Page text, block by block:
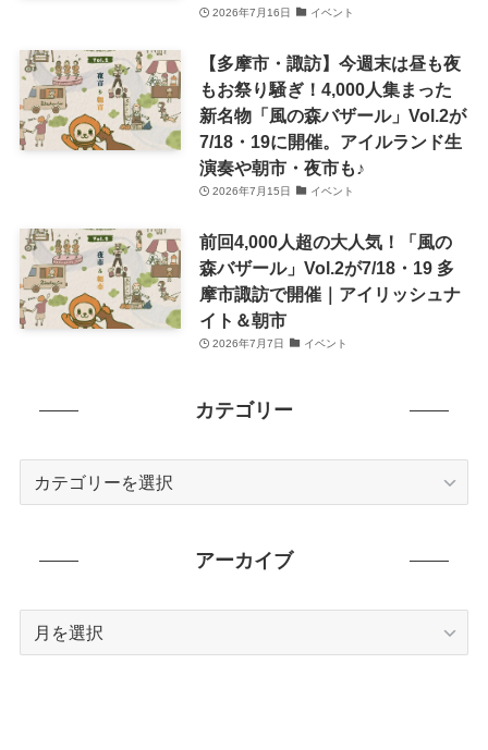
2026年7月16日 イベント
【多摩市・諏訪】今週末は昼も夜
もお祭り騒ぎ！4,000人集まった
新名物「風の森バザール」Vol.2が
7/18・19に開催。アイルランド生
演奏や朝市・夜市も♪
2026年7月15日 イベント
前回4,000人超の大人気！「風の
森バザール」Vol.2が7/18・19 多
摩市諏訪で開催｜アイリッシュナ
イト＆朝市
2026年7月7日 イベント
カテゴリー
アーカイブ